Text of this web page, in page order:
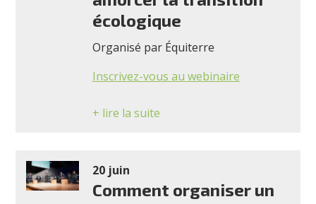
écologique
Organisé par Équiterre
Inscrivez-vous au webinaire
+ lire la suite
20 juin
Comment organiser un